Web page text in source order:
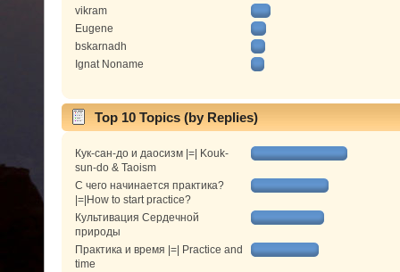
vikram
Eugene
bskarnadh
Ignat Noname
Top 10 Topics (by Replies)
Кук-сан-до и даосизм |=| Kouk-
sun-do & Taoism
С чего начинается практика?
|=|How to start practice?
Культивация Сердечной
природы
Практика и время |=| Practice and
time